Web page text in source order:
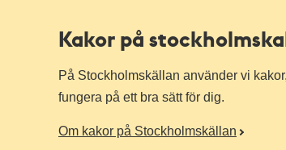
Kakor på
På Stockholmskällan använder vi
fungera på ett bra sätt för dig.
Om kakor på Stockholmskällan